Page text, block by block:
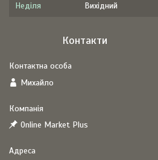
Неділя
Вихідний
Контакти
Михайло
Online Market Plus